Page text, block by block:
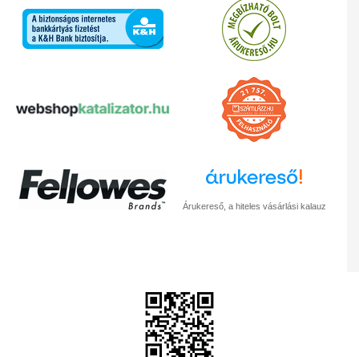
Árukereső, a hiteles vásárlási kalauz